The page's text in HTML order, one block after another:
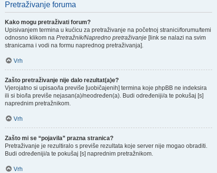
Pretraživanje foruma
Kako mogu pretraživati forum?
Upisivanjem termina u kućicu za pretraživanje na početnoj stranici/forumu/temi
odnosno klikom na Pretražnik/Napredno pretraživanje [link se nalazi na svim
stranicama i vodi na formu naprednog pretraživanja].
Vrh
Zašto pretraživanje nije dalo rezultat(a)e?
Vjerojatno si upisao/la previše [uobičajenih] termina koje phpBB ne indeksira
ili si bio/la previše nejasan(a)/neodređen(a). Budi određeniji/a te pokušaj [s]
naprednim pretražnikom.
Vrh
Zašto mi se “pojavila” prazna stranica?
Pretraživanje je rezultiralo s previše rezultata koje server nije mogao obraditi.
Budi određeniji/a te pokušaj [s] naprednim pretražnikom.
Vrh